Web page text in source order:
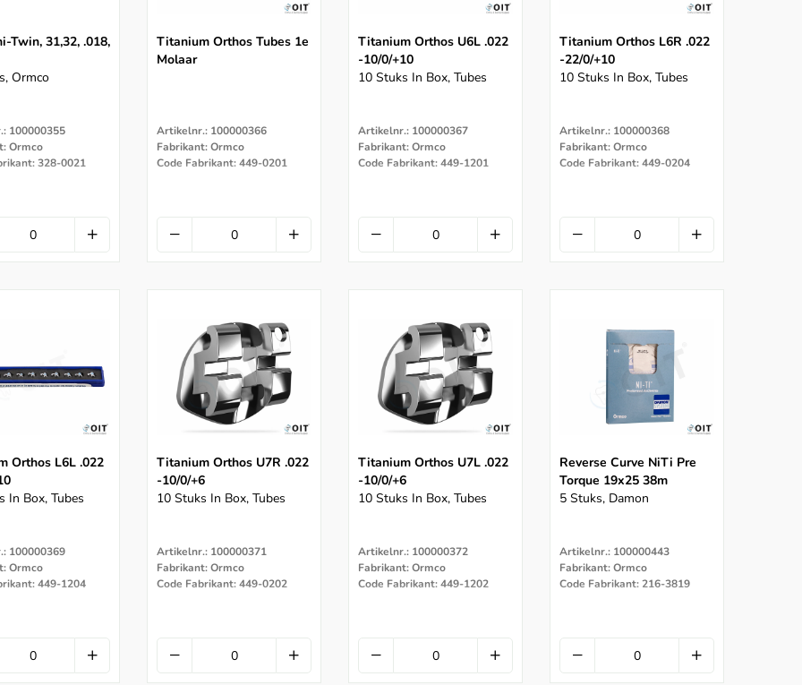
Twin, 31,32, .018,
Ormco
100000355
Ormco
328-0021
Titanium Orthos Tubes 1e
Molaar
Artikelnr.: 100000366
Fabrikant: Ormco
Code Fabrikant: 449-0201
Titanium Orthos U6L .022
-10/0/+10
10 Stuks In Box, Tubes
Artikelnr.: 100000367
Fabrikant: Ormco
Code Fabrikant: 449-1201
Titanium Orthos L6R .022
-22/0/+10
10 Stuks In Box, Tubes
Artikelnr.: 100000368
Fabrikant: Ormco
Code Fabrikant: 449-0204
Orthos L6L .022
In Box, Tubes
100000369
Ormco
449-1204
Titanium Orthos U7R .022
-10/0/+6
10 Stuks In Box, Tubes
Artikelnr.: 100000371
Fabrikant: Ormco
Code Fabrikant: 449-0202
Titanium Orthos U7L .022
-10/0/+6
10 Stuks In Box, Tubes
Artikelnr.: 100000372
Fabrikant: Ormco
Code Fabrikant: 449-1202
Reverse Curve NiTi Pre
Torque 19x25 38m
5 Stuks, Damon
Artikelnr.: 100000443
Fabrikant: Ormco
Code Fabrikant: 216-3819